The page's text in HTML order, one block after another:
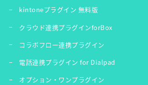
kintoneプラグイン 無料版
クラウド連携プラグインforBox
コラボフロー連携プラグイン
電話連携プラグイン for Dialpad
オプション・ワンプラグイン